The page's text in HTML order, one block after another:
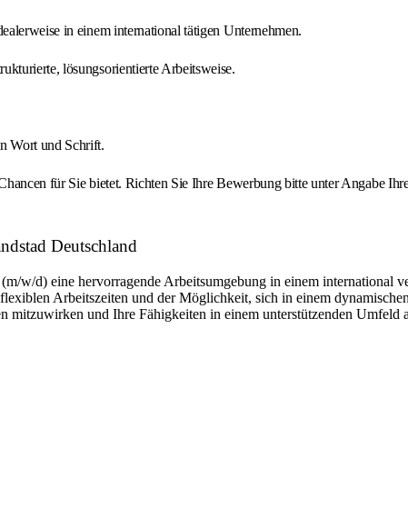
in einem international tätigen Unternehmen.
lösungsorientierte Arbeitsweise.
Wort und Schrift.
für Sie bietet. Richten Sie Ihre Bewerbung bitte unter Angabe
Deutschland
w/d) eine hervorragende Arbeitsumgebung in einem international
Arbeitszeiten und der Möglichkeit, sich in einem
mitzuwirken und Ihre Fähigkeiten in einem unterstützenden Umfeld